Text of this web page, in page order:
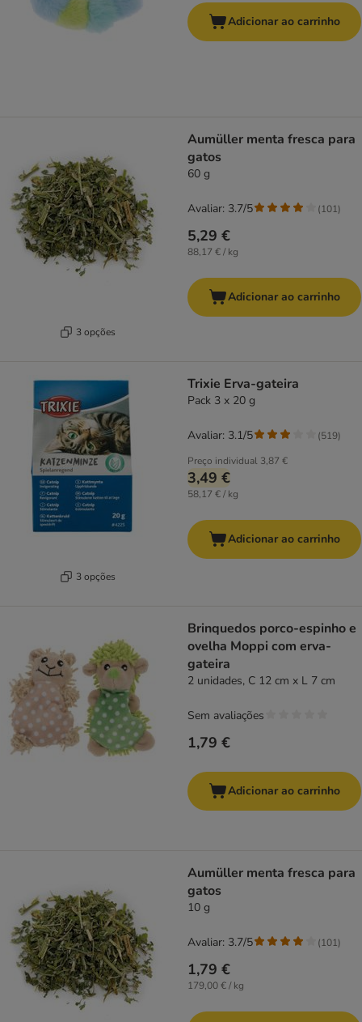
Adicionar ao carrinho
3 opções
Aumüller menta fresca para
gatos
60 g
5,29 €
88,17 € / kg
Avaliar: 3.7/5 (101)
Adicionar ao carrinho
3 opções
Trixie Erva-gateira
Pack 3 x 20 g
Preço individual 3,87 €
3,49 €
58,17 € / kg
Avaliar: 3.1/5 (519)
Adicionar ao carrinho
Brinquedos porco-espinho e
ovelha Moppi com erva-
gateira
2 unidades, C 12 cm x L 7 cm
1,79 €
Sem avaliações
Adicionar ao carrinho
Aumüller menta fresca para
gatos
10 g
1,79 €
179,00 € / kg
Avaliar: 3.7/5 (101)